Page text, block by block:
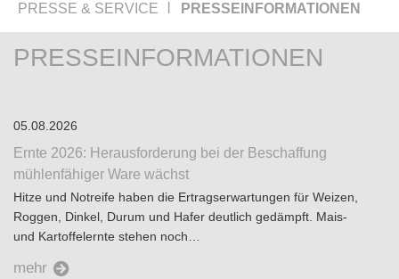
PRESSE & SERVICE PRESSE­INFORMATIONEN
PRESSEINFORMATIONEN
05.08.2026
Ernte 2026: Herausforderung bei der Beschaffung
mühlenfähiger Ware wächst
Hitze und Notreife haben die Ertragserwartungen für Weizen,
Roggen, Dinkel, Durum und Hafer deutlich gedämpft. Mais-
und Kartoffelernte stehen noch…
mehr